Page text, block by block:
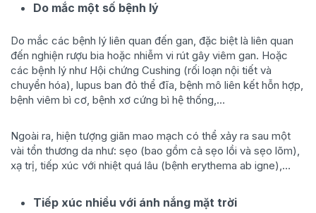
Do mắc một số bệnh lý
Do mắc các bệnh lý liên quan đến gan, đặc biệt là liên quan
đến nghiện rượu bia hoặc nhiễm vi rút gây viêm gan. Hoặc
các bệnh lý như Hội chứng Cushing (rối loạn nội tiết và
chuyển hóa), lupus ban đỏ thể đĩa, bệnh mô liên kết hỗn hợp,
bệnh viêm bì cơ, bệnh xơ cứng bì hệ thống,…
Ngoài ra, hiện tượng giãn mao mạch có thể xảy ra sau một
vài tổn thương da như: sẹo (bao gồm cả sẹo lồi và sẹo lõm),
xạ trị, tiếp xúc với nhiệt quá lâu (bệnh erythema ab igne),…
Tiếp xúc nhiều với ánh nắng mặt trời